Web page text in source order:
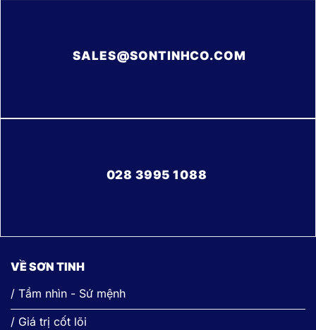
SALES@SONTINHCO.COM
028 3995 1088
VỀ SƠN TINH
/ Tầm nhìn - Sứ mệnh
/ Giá trị cốt lõi